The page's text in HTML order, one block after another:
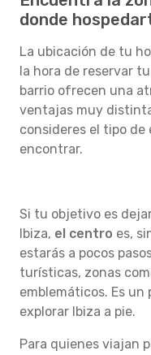
donde
La ubicación de tu
la hora de reservar
barrio ofrecen una
ventajas muy
consideres el tipo de
encontrar.
Si tu objetivo es
Ibiza, el centro es,
estarás a pocos
turísticas, zonas
emblemáticos. Es
explorar Ibiza a pie.
Para quienes viajan